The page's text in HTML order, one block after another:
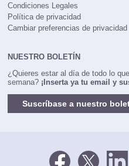
Condiciones Legales
Política de privacidad
Cambiar preferencias de privacidad
NUESTRO BOLETÍN
¿Quieres estar al día de todo lo
semana? ¡Inserta ya tu email y
Suscríbase a nuestro